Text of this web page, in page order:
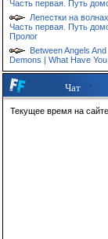
Часть первая. Путь
Лепестки на
Часть первая. Путь
Пролог
Between Angels And
Demons | What Have
Чат
Текущее время на